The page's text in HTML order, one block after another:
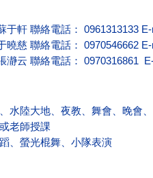
于軒 聯絡電話： 0961313133
曉慈 聯絡電話： 0970546662
瀞云 聯絡電話： 0970316861
水陸大地、夜教、舞會、晚會
老師授課
、螢光棍舞、小隊表演